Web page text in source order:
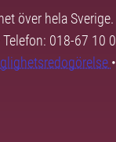
över hela
018-67 10
•